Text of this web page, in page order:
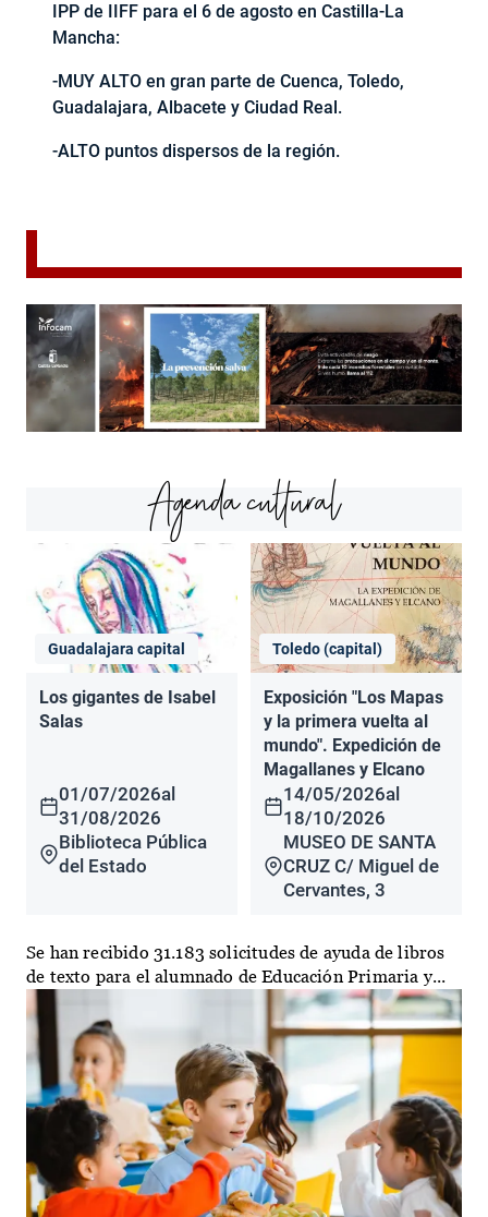
IPP de IIFF para el 6 de agosto en Castilla-La
Mancha:
-MUY ALTO en gran parte de Cuenca, Toledo,
Guadalajara, Albacete y Ciudad Real.
-ALTO puntos dispersos de la región.
Agenda cultural
Guadalajara capital
Los gigantes de Isabel
Salas
01/07/2026al
31/08/2026
Biblioteca Pública
del Estado
Toledo (capital)
Exposición "Los Mapas
y la primera vuelta al
mundo". Expedición de
Magallanes y Elcano
14/05/2026al
18/10/2026
MUSEO DE SANTA
CRUZ C/ Miguel de
Cervantes, 3
Se han recibido 31.183 solicitudes de ayuda de libros
de texto para el alumnado de Educación Primaria y...